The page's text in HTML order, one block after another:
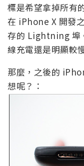
標是希望拿掉所有
在 iPhone X 開發
存的 Lightning 埠
線充電還是明顯較
那麼，之後的
想呢？：